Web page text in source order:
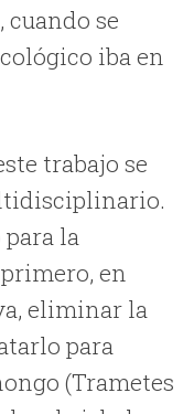
cuando se
iba en
trabajo se
para la
en
eliminar la
para
(Trametes